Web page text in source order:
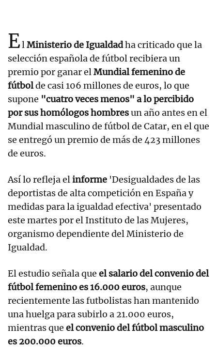
ElMinisterio de Igualdadha criticado que la
selección española de fútbol recibiera un
premio por ganar elMundial femenino de
fútbolde casi 106 millones de euros, lo que
supone "cuatro veces menos" a lo percibido
por sus homólogos hombresun año antes en el
Mundial masculino de fútbol de Catar, en el que
se entregó un premio de más de 423 millones
de euros.
Así lo refleja elinforme 'Desigualdades de las
deportistas de alta competición en España y
medidas para la igualdad efectiva' presentado
este martes por el Instituto de las Mujeres,
organismo dependiente del Ministerio de
Igualdad.
El estudio señala que el salario del convenio del
fútbol femenino es 16.000 euros, aunque
recientemente las futbolistas han mantenido
una huelga para subirlo a 21.000 euros,
mientras que el convenio del fútbol masculino
es 200.000 euros.